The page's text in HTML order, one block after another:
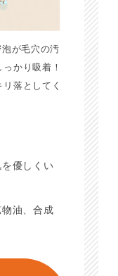
が毛穴の汚
っかり吸着！
リ落としてく
優しくい
油、合成